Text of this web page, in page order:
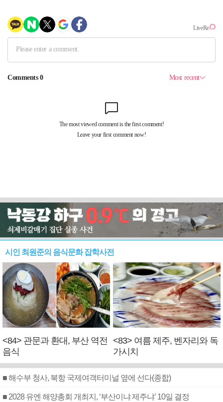
시인 최원준의 음식문화 잡학사전
<84> 관문과 환대, 부산 역전
음식
<83> 여름 제주, 벤자리와 독
가시치
■ 해수부 청사, 북항 국제여객터미널 옆에 선다(종합)
■ 2028 유엔 해양총회 개최지, ‘부산이냐 제주냐’ 10일 결정